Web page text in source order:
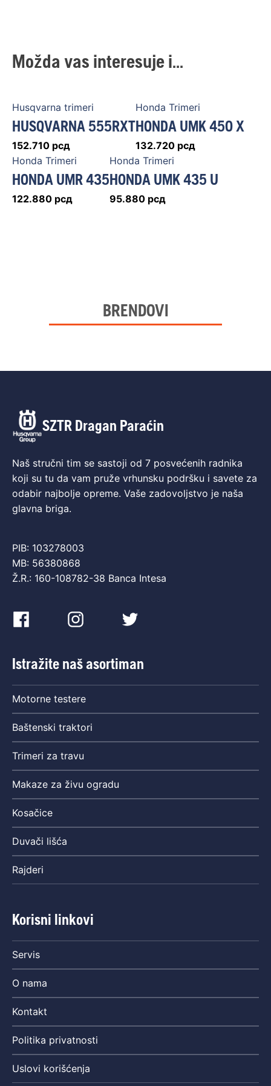
Možda vas interesuje i...
Husqvarna trimeri
HUSQVARNA 555RXT
152.710 рсд
Honda Trimeri
HONDA UMK 450 X
132.720 рсд
Honda Trimeri
HONDA UMR 435
122.880 рсд
Honda Trimeri
HONDA UMK 435 U
95.880 рсд
BRENDOVI
SZTR Dragan Paraćin
Naš stručni tim se sastoji od 7 posvećenih radnika
koji su tu da vam pruže vrhunsku podršku i savete za
odabir najbolje opreme. Vaše zadovoljstvo je naša
glavna briga.
PIB: 103278003
MB: 56380868
Ž.R.: 160-108782-38 Banca Intesa
Istražite naš asortiman
Motorne testere
Baštenski traktori
Trimeri za travu
Makaze za živu ogradu
Kosačice
Duvači lišća
Rajderi
Korisni linkovi
Servis
O nama
Kontakt
Politika privatnosti
Uslovi korišćenja